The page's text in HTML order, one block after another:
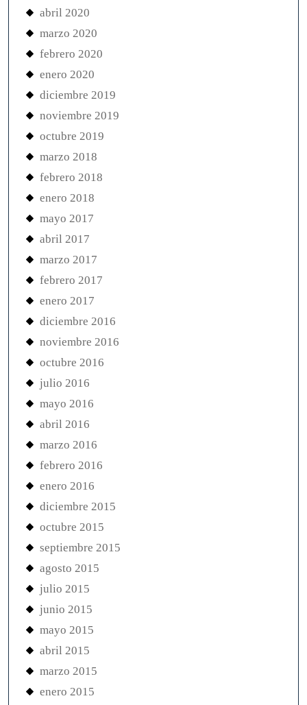
abril 2020
marzo 2020
febrero 2020
enero 2020
diciembre 2019
noviembre 2019
octubre 2019
marzo 2018
febrero 2018
enero 2018
mayo 2017
abril 2017
marzo 2017
febrero 2017
enero 2017
diciembre 2016
noviembre 2016
octubre 2016
julio 2016
mayo 2016
abril 2016
marzo 2016
febrero 2016
enero 2016
diciembre 2015
octubre 2015
septiembre 2015
agosto 2015
julio 2015
junio 2015
mayo 2015
abril 2015
marzo 2015
enero 2015